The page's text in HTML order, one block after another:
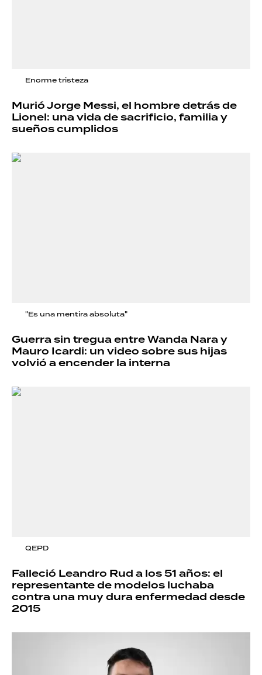
Enorme tristeza
Murió Jorge Messi, el hombre detrás de
Lionel: una vida de sacrificio, familia y
sueños cumplidos
"Es una mentira absoluta"
Guerra sin tregua entre Wanda Nara y
Mauro Icardi: un video sobre sus hijas
volvió a encender la interna
QEPD
Falleció Leandro Rud a los 51 años: el
representante de modelos luchaba
contra una muy dura enfermedad desde
2015